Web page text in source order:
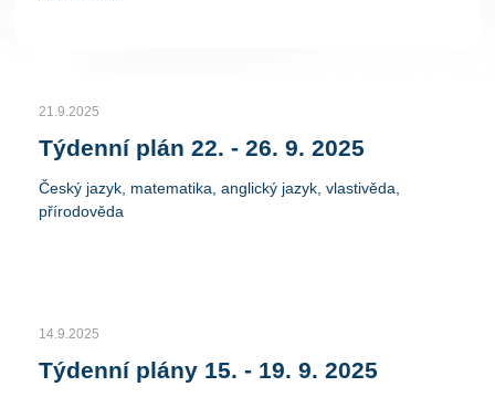
21.9.2025
Týdenní plán 22. - 26. 9. 2025
Český jazyk, matematika, anglický jazyk, vlastivěda,
přírodověda
14.9.2025
Týdenní plány 15. - 19. 9. 2025